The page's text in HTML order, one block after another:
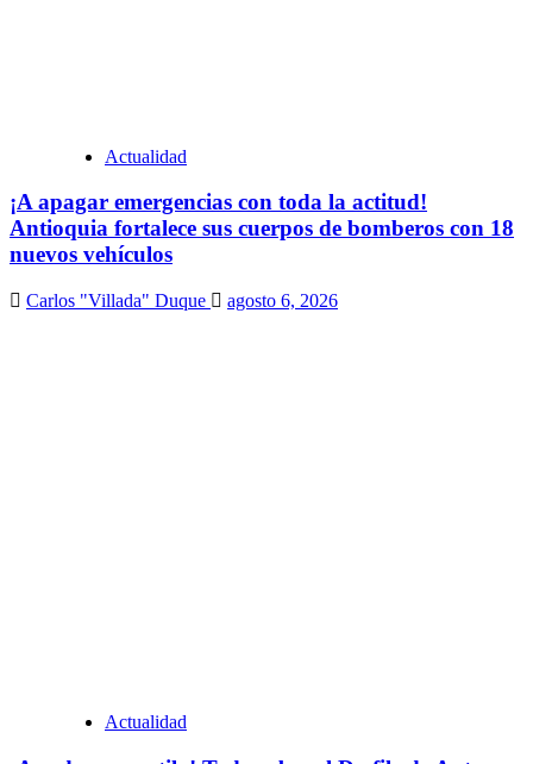
Actualidad
¡A apagar emergencias con toda la actitud!
Antioquia fortalece sus cuerpos de bomberos con 18
nuevos vehículos
Carlos "Villada" Duque agosto 6, 2026
Actualidad